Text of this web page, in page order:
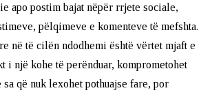
apo postim bajat nëpër rrjete sociale,
pëlqimeve e komenteve të mefshta.
në të cilën ndodhemi është vërtet mjaft e
një kohe të perënduar, komprometohet
që nuk lexohet pothuajse fare, por